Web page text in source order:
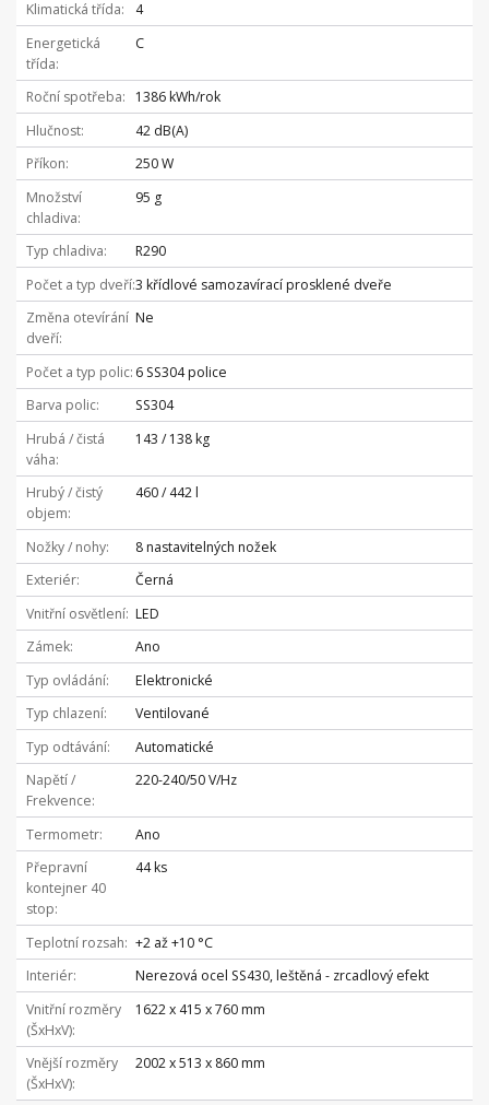
Klimatická třída
4
Energetická
třída
C
Roční spotřeba
1386 kWh/rok
Hlučnost
42 dB(A)
Příkon
250 W
Množství
chladiva
95 g
Typ chladiva
R290
Počet a typ dveří3 křídlové samozavírací prosklené dveře
Změna otevírání
dveří
Ne
Počet a typ polic 6 SS304 police
Barva polic
SS304
Hrubá / čistá
váha
143 / 138 kg
Hrubý / čistý
objem
460 / 442 l
Nožky / nohy
8 nastavitelných nožek
Exteriér
Černá
Vnitřní osvětlení LED
Zámek
Ano
Typ ovládání
Elektronické
Typ chlazení
Ventilované
Typ odtávání
Automatické
Napětí /
Frekvence
220-240/50 V/Hz
Termometr
Ano
Přepravní
kontejner 40
stop
44 ks
Teplotní rozsah
+2 až +10 °C
Interiér
Nerezová ocel SS430, leštěná - zrcadlový efekt
Vnitřní rozměry
(ŠxHxV)
1622 x 415 x 760 mm
Vnější rozměry
(ŠxHxV)
2002 x 513 x 860 mm